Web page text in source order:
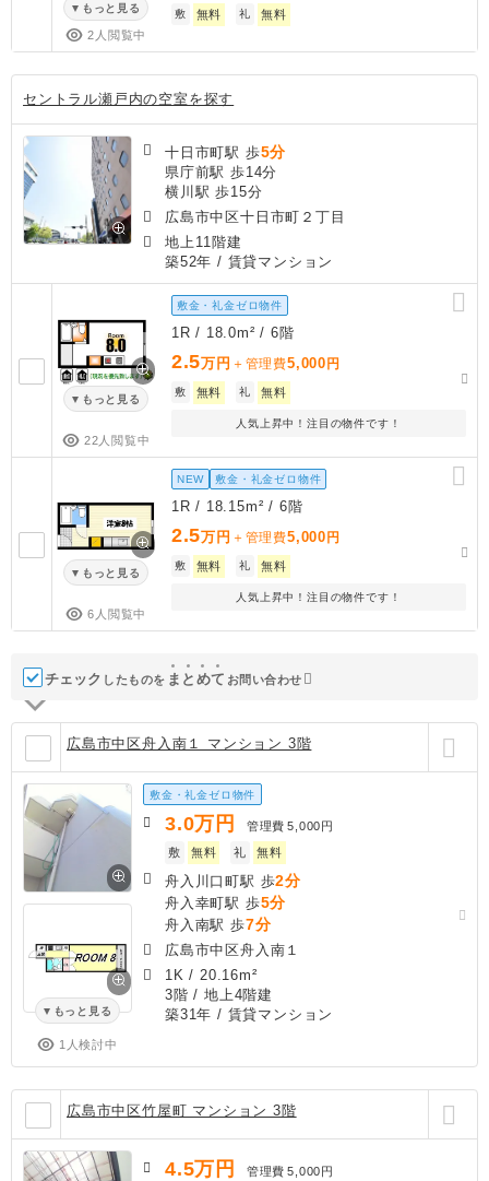
もっと見る
2人閲覧中
敷 無料 礼 無料
セントラル瀬戸内の空室を探す
十日市町駅 歩5分
県庁前駅 歩14分
横川駅 歩15分
広島市中区十日市町２丁目
地上11階建
築52年 / 賃貸マンション
もっと見る
22人閲覧中
敷金・礼金ゼロ物件
1R / 18.0m² / 6階
2.5万円 ＋管理費5,000 円
敷 無料 礼 無料
人気上昇中！注目の物件です！
もっと見る
6人閲覧中
NEW 敷金・礼金ゼロ物件
1R / 18.15m² / 6階
2.5万円 ＋管理費5,000 円
敷 無料 礼 無料
人気上昇中！注目の物件です！
チェック したものを ま と めて お問い合わせ
広島市中区舟入南１ マンション 3階
もっと見る
1人検討中
敷金・礼金ゼロ物件
3.0万円 管理費 5,000円
敷
無料 礼 無料
舟入川口町駅 歩2分
舟入幸町駅 歩5分
舟入南駅 歩7分
広島市中区舟入南１
1K / 20.16m²
3階 / 地上4階建
築31年 / 賃貸マンション
広島市中区竹屋町 マンション 3階
4.5万円 管理費 5,000円